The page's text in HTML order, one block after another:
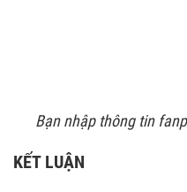
Bạn nhập thông tin
KẾT LUẬN